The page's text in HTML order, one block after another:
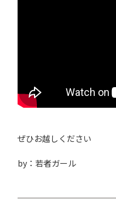
ぜひお越しください
by：若者ガール